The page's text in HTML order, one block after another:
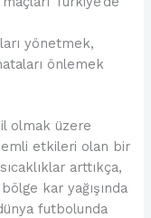
yönetmek,
önlemek
olmak üzere
etkileri olan bir
arttıkça,
kar yağışında
futbolunda